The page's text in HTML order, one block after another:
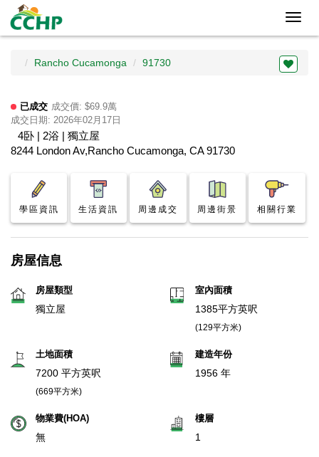
Rancho Cucamonga 91730
已成交 成交價: $69.9萬
成交日期: 2026年02月17日
4卧 | 2浴 | 獨立屋
8244 London Av,Rancho Cucamonga, CA 91730
學區資訊 生活資訊 周邊成交 周邊街景 相關行業
房屋信息
房屋類型
獨立屋
室內面積
1385平方英呎
(129平方米)
土地面積
7200 平方英呎
(669平方米)
建造年份
1956 年
物業費(HOA)
無
樓層
1